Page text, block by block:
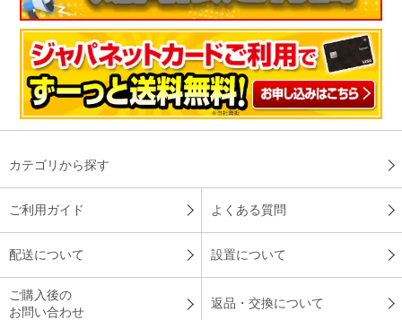
カテゴリから探す
ご利用ガイド よくある質問
配送について 設置について
ご購入後の
お問い合わせ
返品・交換について